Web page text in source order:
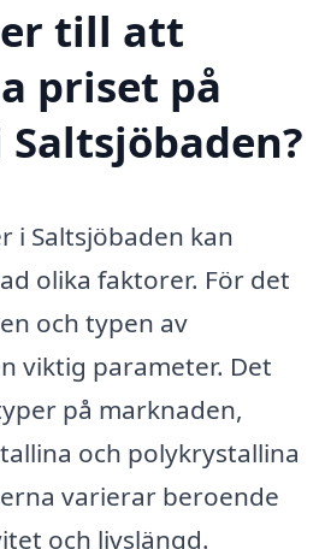
till att
priset på
i Saltsjöbaden kan
olika faktorer. För det
och typen av
viktig parameter. Det
på marknaden,
och polykrystallina
varierar beroende
och livslängd.